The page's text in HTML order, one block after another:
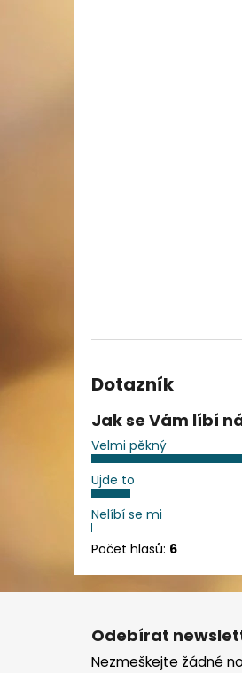
Dotazník
Jak se Vám líbí
Velmi pěkný
Ujde to
Nelíbí se mi
Počet hlasů: 6
Z
Odebírat
Nezmeškejte žádné